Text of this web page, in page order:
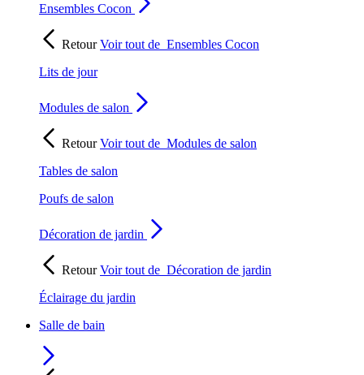
Ensembles Cocon
RetourVoir tout de Ensembles Cocon
Lits de jour
Modules de salon
RetourVoir tout de Modules de salon
Tables de salon
Poufs de salon
Décoration de jardin
RetourVoir tout de Décoration de jardin
Éclairage du jardin
Salle de bain